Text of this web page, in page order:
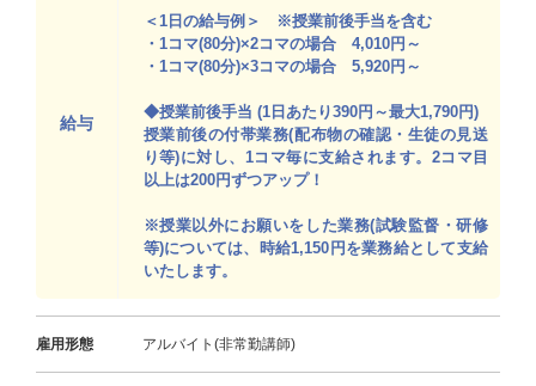
給与
＜1日の給与例＞ ※授業前後手当を含む
・1コマ(80分)×2コマの場合 4,010円～
・1コマ(80分)×3コマの場合 5,920円～
◆授業前後手当 (1日あたり390円～最大1,790円)
授業前後の付帯業務(配布物の確認・生徒の見送
り等)に対し、1コマ毎に支給されます。2コマ目
以上は200円ずつアップ！
※授業以外にお願いをした業務(試験監督・研修
等)については、時給1,150円を業務給として支給
いたします。
雇用形態 アルバイト(非常勤講師)